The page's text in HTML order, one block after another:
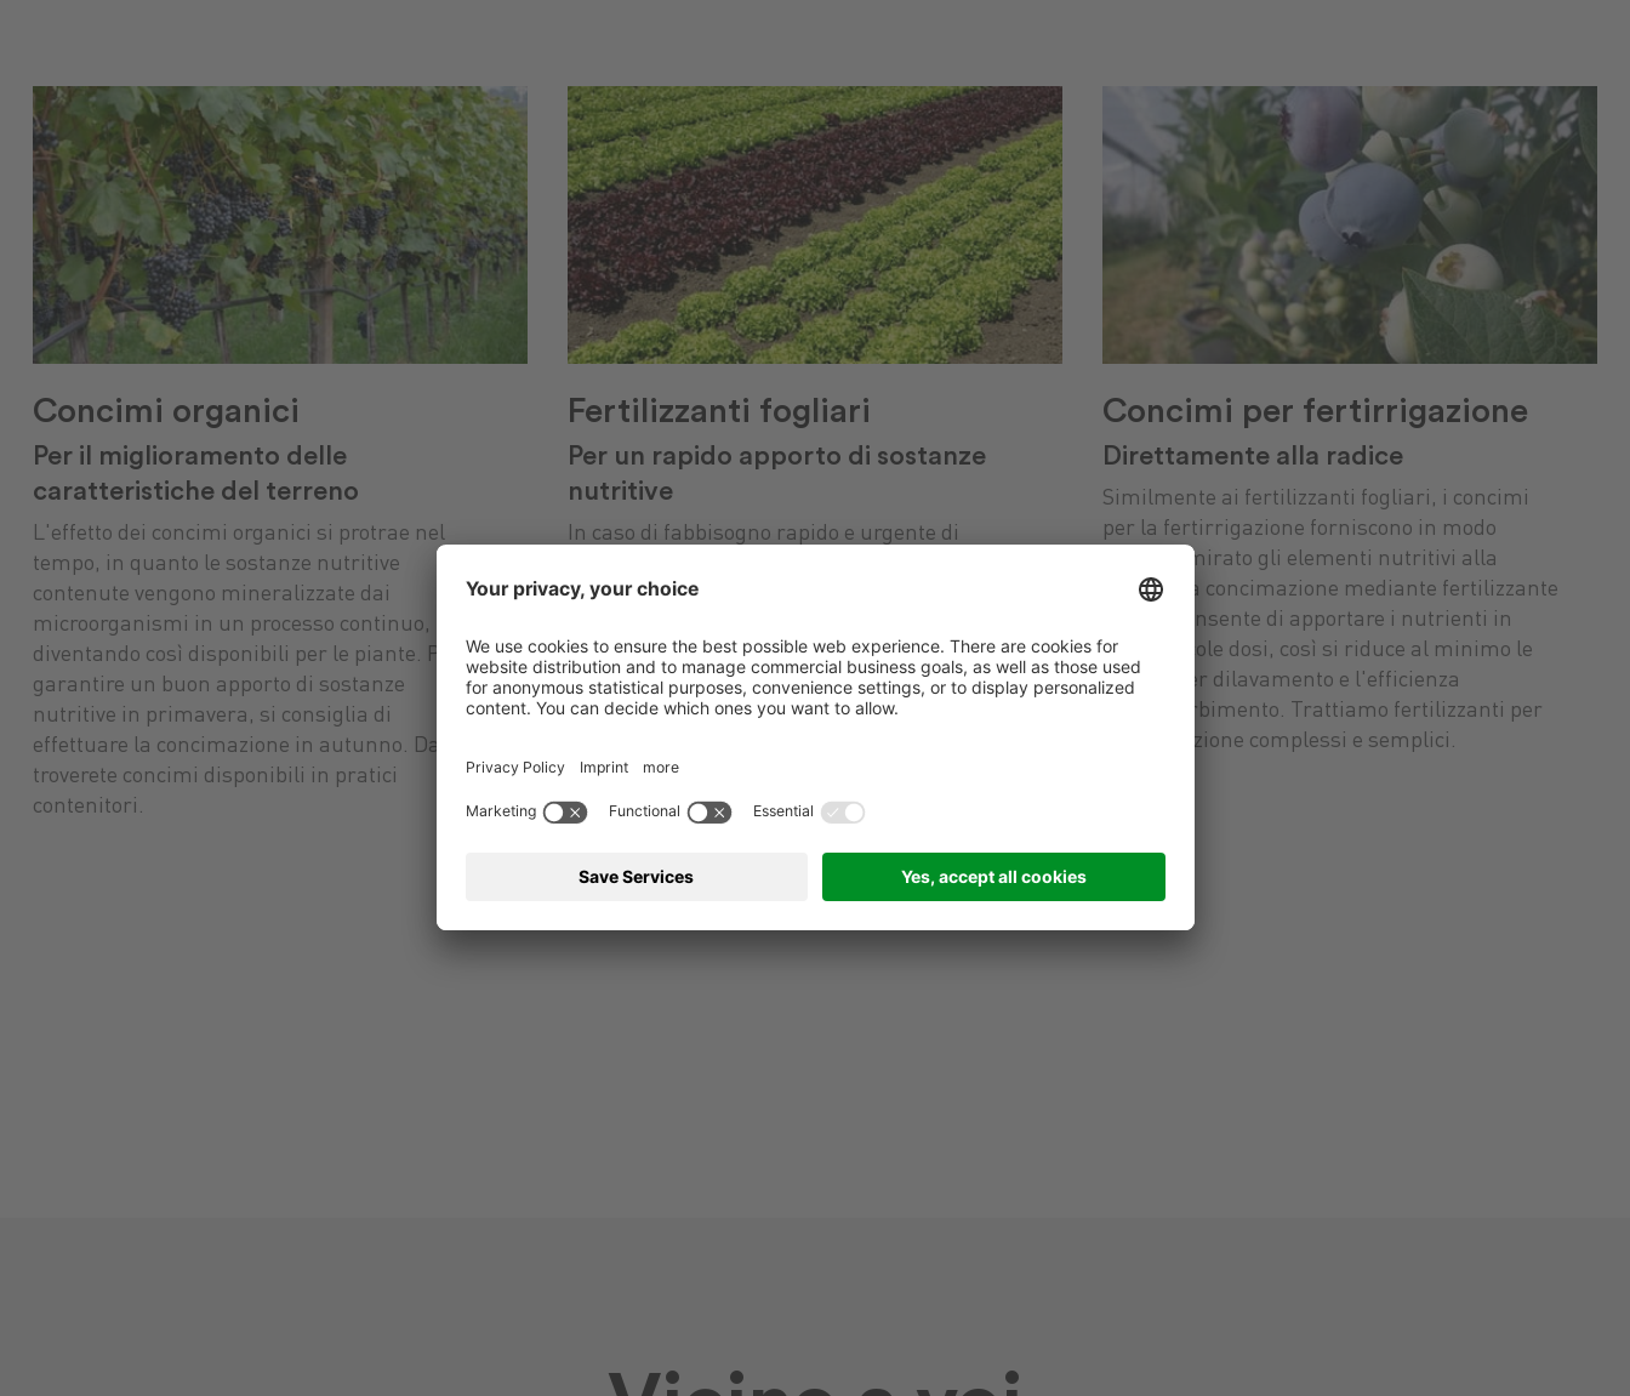
Concimi organici
Per il miglioramento delle
caratteristiche del terreno
L'effetto dei concimi organici si protrae nel
tempo, in quanto le sostanze nutritive
contenute vengono mineralizzate dai
microorganismi in un processo continuo,
diventando così disponibili per le piante. Per
garantire un buon apporto di sostanze
nutritive in primavera, si consiglia di
effettuare la concimazione in autunno. Da noi
troverete concimi disponibili in pratici
contenitori.
Fertilizzanti fogliari
Per un rapido apporto di sostanze
nutritive
In caso di fabbisogno rapido e urgente di
si consiglia l'uso di fertilizzanti fogliari, che
attraverso le parti verdi della pianta. Trattiamo
una vasta gamma di prodotti adatti per le
colture regionali.
Concimi per fertirrigazione
Direttamente alla radice
Similmente ai fertilizzanti fogliari, i concimi
per la fertirrigazione forniscono in modo
rapido e mirato gli elementi nutritivi alla
pianta. La concimazione mediante fertilizzante
liquido consente di apportare i nutrienti in
tante piccole dosi, così si riduce al minimo le
perdite per dilavamento e l'efficienza
dell'assorbimento. Trattiamo fertilizzanti per
fertirrigazione complessi e semplici.